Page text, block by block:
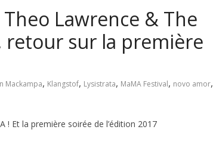
Lawrence & The
retour sur la première
Mackampa, Klangstof, Lysistrata, MaMA Festival, novo amor,
! Et la première soirée de l’édition 2017